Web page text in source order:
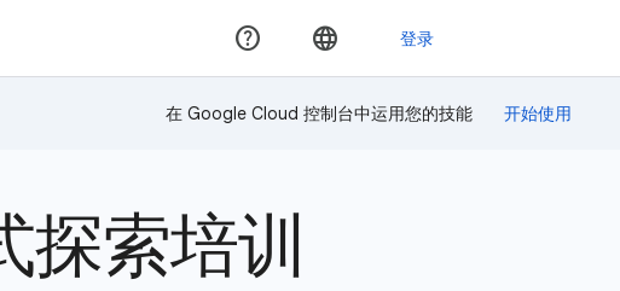
在 Google Cloud 控制台中运用您的技能
探索培训